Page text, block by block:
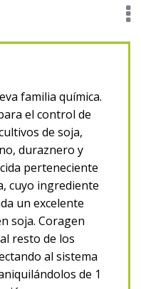
familia química.
el control de
de soja,
duraznero y
perteneciente
cuyo ingrediente
un excelente
soja. Coragen
resto de los
al sistema
de 1